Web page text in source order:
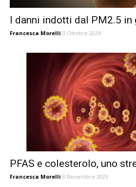
I danni indotti dal PM2.5 in
Francesca Morelli 3 Ottobre 2024
PFAS e colesterolo, uno
Francesca Morelli 8 Novembre 2023